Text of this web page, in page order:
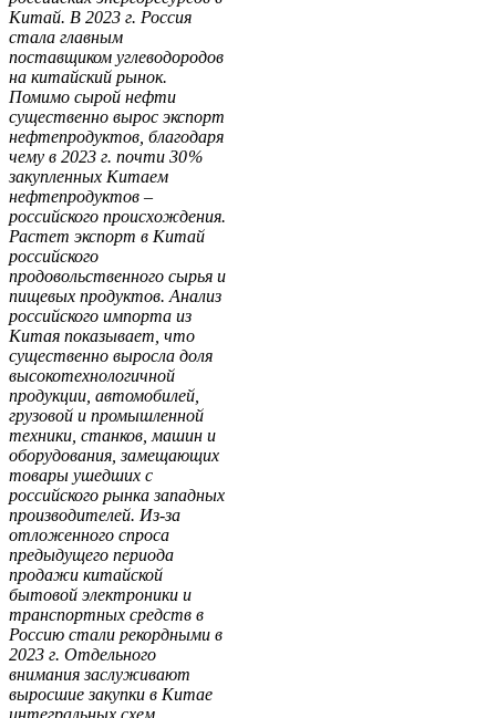
Китай. В 2023 г. Россия
стала главным
поставщиком углеводородов
на китайский рынок.
Помимо сырой нефти
существенно вырос экспорт
нефтепродуктов, благодаря
чему в 2023 г. почти 30 %
закупленных Китаем
нефтепродуктов –
российского происхождения.
Растет экспорт в Китай
российского
продовольственного сырья и
пищевых продуктов. Анализ
российского импорта из
Китая показывает, что
существенно выросла доля
высокотехнологичной
продукции, автомобилей,
грузовой и промышленной
техники, станков, машин и
оборудования, замещающих
товары ушедших с
российского рынка западных
производителей. Из-за
отложенного спроса
предыдущего периода
продажи китайской
бытовой электроники и
транспортных средств в
Россию стали рекордными в
2023 г. Отдельного
внимания заслуживают
выросшие закупки в Китае